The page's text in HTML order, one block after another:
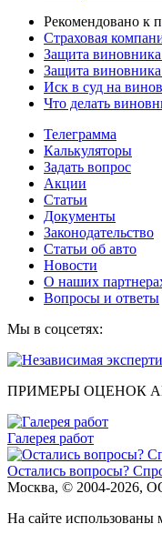
Рекомендовано к
Страховая
Защита
Защита
Иск в суд на
Что делать
Телеграмма
Калькуляторы
Задать вопрос
Акции
Статьи
Документы
Законодательство
Статьи об авто
Новости
О наших
Вопросы и ответы
Мы в соцсетях:
ПРИМЕРЫ ОЦЕНОК
Галерея работ
Остались вопросы?
Москва, © 2004-2026,
На сайте использованы